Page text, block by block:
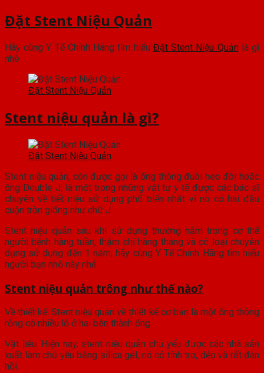
Đặt Stent Niệu Quản
Hãy cùng Y Tế Chính Hãng tìm hiểu Đặt Stent Niệu Quảnlà gì
nhé
Đặt Stent Niệu Quản
Stent niệu quản là gì?
Đặt Stent Niệu Quản
Stent niệu quản, còn được gọi là ống thông đuôi heo đôi hoặc
ống Double J, là một trong những vật tư y tế được các bác sĩ
chuyên về tiết niệu sử dụng phổ biến nhất vì nó có hai đầu
cuộn tròn giống như chữ J.
Stent niệu quản sau khi sử dụng thường nằm trong cơ thể
người bệnh hàng tuần, thậm chí hàng tháng và có loại chuyên
dụng sử dụng đến 1 năm, hãy cùng Y Tế Chính Hãng tìm hiểu
người bạn nhỏ này nhé.
Stent niệu quản trông như thế nào?
Về thiết kế: Stent niệu quản về thiết kế cơ bản là một ống thông
rỗng có nhiều lỗ ở hai bên thành ống.
Vật liệu: Hiện nay, stent niệu quản chủ yếu được các nhà sản
xuất làm chủ yếu bằng silica gel, nó có tính trơ, dẻo và rất đàn
hồi.